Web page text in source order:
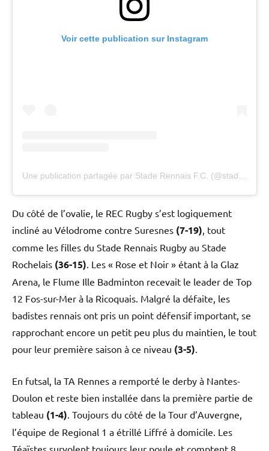
Voir cette publication sur Instagram
Du côté de l’ovalie, le REC Rugby s’est logiquement
incliné au Vélodrome contre Suresnes (7-19), tout
comme les filles du Stade Rennais Rugby au Stade
Rochelais (36-15). Les « Rose et Noir » étant à la Glaz
Arena, le Flume Ille Badminton recevait le leader de Top
12 Fos-sur-Mer à la Ricoquais. Malgré la défaite, les
badistes rennais ont pris un point défensif important, se
rapprochant encore un petit peu plus du maintien, le tout
pour leur première saison à ce niveau (3-5).
En futsal, la TA Rennes a remporté le derby à Nantes-
Doulon et reste bien installée dans la première partie de
tableau (1-4). Toujours du côté de la Tour d’Auvergne,
l’équipe de Regional 1 a étrillé Liffré à domicile. Les